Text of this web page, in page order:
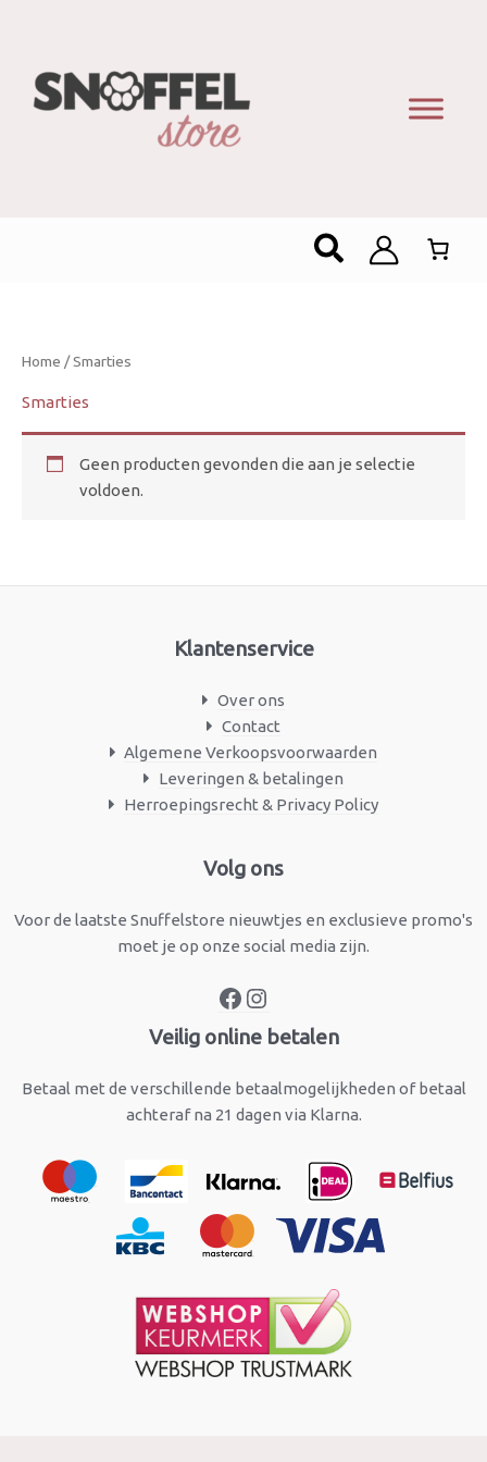
Zoeken
Home / Smarties
Smarties
Geen producten gevonden die aan je selectie
voldoen.
Klantenservice
Over ons
Contact
Algemene Verkoopsvoorwaarden
Leveringen & betalingen
Herroepingsrecht & Privacy Policy
Volg ons
Voor de laatste Snuffelstore nieuwtjes en exclusieve promo's
moet je op onze social media zijn.
Facebook
Veilig online betalen
Betaal met de verschillende betaalmogelijkheden of betaal
achteraf na 21 dagen via Klarna.